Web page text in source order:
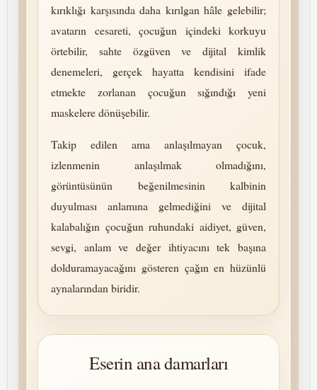
kırıklığı karşısında daha kı­rıl­gan hâle gelebilir;
avatarın cesareti, çocuğun içindeki korkuyu
örtebilir, sahte özgüven ve dijital kimlik
denemeleri, gerçek hayatta kendisini ifade
etmekte zorlanan çocuğun sığındığı yeni
maskelere dönüşebilir.
Takip edilen ama anlaşılmayan çocuk,
izlenmenin anlaşılmak olmadığını,
görüntüsünün beğenilmesinin kalbinin
duyulması anlamına gelmediğini ve dijital
kalabalığın çocuğun ruhundaki aidiyet, güven,
sevgi, anlam ve değer ihtiyacını tek başına
dolduramayacağını gösteren çağın en hüzünlü
aynalarından biridir.
Eserin ana damarları